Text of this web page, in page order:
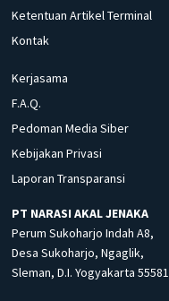
Ketentuan Artikel Terminal
Kontak
Kerjasama
F.A.Q.
Pedoman Media Siber
Kebijakan Privasi
Laporan Transparansi
PT NARASI AKAL JENAKA
Perum Sukoharjo Indah A8,
Desa Sukoharjo, Ngaglik,
Sleman, D.I. Yogyakarta 55581